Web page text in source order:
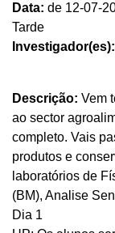
Data: de 12-07-
Tarde
Investigador(es):
Descrição: Vem
ao sector
completo. Vais
produtos e
laboratórios de
(BM), Analise
Dia 1